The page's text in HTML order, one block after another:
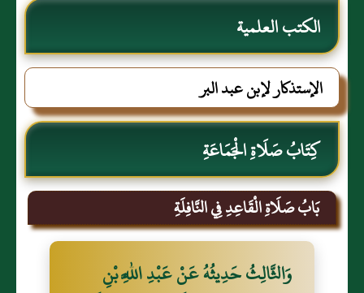
الكتب العلمية
الإستذكار لإبن عبد البر
كِتَابُ صَلَاةِ الْجَمَاعَةِ
بَابُ صَلَاةِ الْقَاعِدِ فِي النَّافِلَةِ
وَالثَّالِثُ حَدِيثُهُ عَنْ عَبْدِ اللَّهِ بْنِ